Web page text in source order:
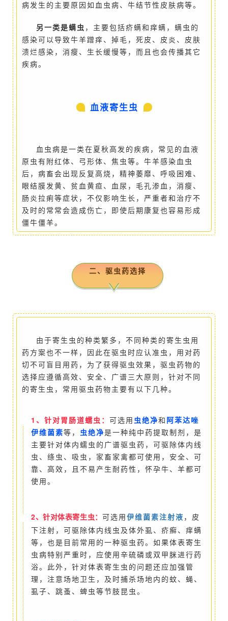
病发生的主要原因如血虫病、牛结节性皮肤病等。
另一类是螨虫 ，主要包括疥螨和痒螨，螨虫的
感染可以导致牛羊蹭痒、掉毛，死皮、皮炎、皮肤
溃烂感染，消瘦、生长缓慢等，而且也会传播其它
疾病。
血液寄生虫
血虫病是一类在夏秋高发的疾病，常见的血液
原虫有附红体、弓形体、焦虫等。 牛羊感染血虫
后，病畜会出现反复高烧，精神萎靡、呼吸困难、
眼结膜发黄、贫血黄疸、血尿，毛孔渗血，消瘦、
肠炎拉痢等症状，不仅影响生长，严重者和治疗不
及时的常常会造成伤亡，即使后期康复也容易形成
僵牛僵羊。
二、驱虫药选择
由于寄生虫的种类繁多，不同种类的寄生虫用
药方案也不一样，因此在驱虫时应认准虫，用对药
切不可盲目用药，为了获得驱虫效果，驱虫药物的
选择应遵循高效、安全、广谱三大原则，针对不同
的寄生虫，常用驱虫药物主要有以下几种。
1、针对胃肠道蠕虫： 可选用虫绝净和 阿苯达唑
伊维菌素等， 虫绝净是一种纯中药提取制剂，是
主要针对体内蠕虫的广谱驱虫药，可驱除体内线
虫、绦虫、吸虫，家畜家禽都可使用，安全、可
靠、高效，且不易产生耐药性，怀孕牛、羊都可
使用。
2、针对体表寄生虫： 可选用伊维菌素注射液 ，皮
下注射，可驱除体内线虫及体外虱、疥癣、痒螨
等，也是目前常用的一种驱虫药。如果体表寄生
虫病特别严重时，应使用辛硫磷或双甲脒进行药
浴。此外，针对体表寄生虫的问题还应加强管
理，注意场地卫生，及时捕杀场地内的蚊、蝇、
虱子、跳蚤、蜱虫等节肢昆虫。